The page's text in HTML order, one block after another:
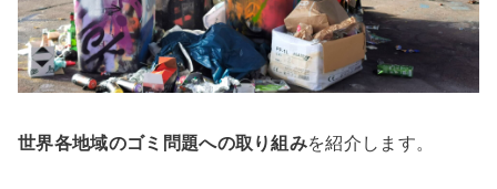
世界各地域のゴミ問題への取り組みを紹介します。